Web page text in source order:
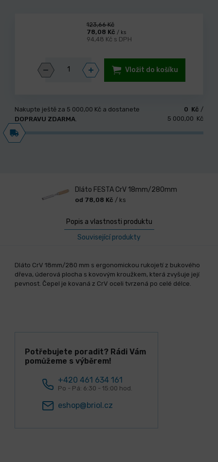
123,66 Kč
78,08 Kč / ks
94,48 Kč s DPH
Vložit do košíku
Nakupte ještě za 5 000,00 Kč a dostanete
DOPRAVU ZDARMA.
0 Kč /
5 000,00 Kč
Dláto FESTA CrV 18mm/280mm
od 78,08 Kč / ks
Popis a vlastnosti produktu
Související produkty
Dláto CrV 18mm/280 mm s ergonomickou rukojetí z bukového
dřeva, úderová plocha s kovovým kroužkem, která zvyšuje její
pevnost. Čepel je kovaná z CrV oceli tvrzená po celé délce.
Potřebujete poradit? Rádi Vám
pomůžeme s výběrem!
+420 461 634 161
Po - Pá: 6:30 - 15:00 hod.
eshop@briol.cz